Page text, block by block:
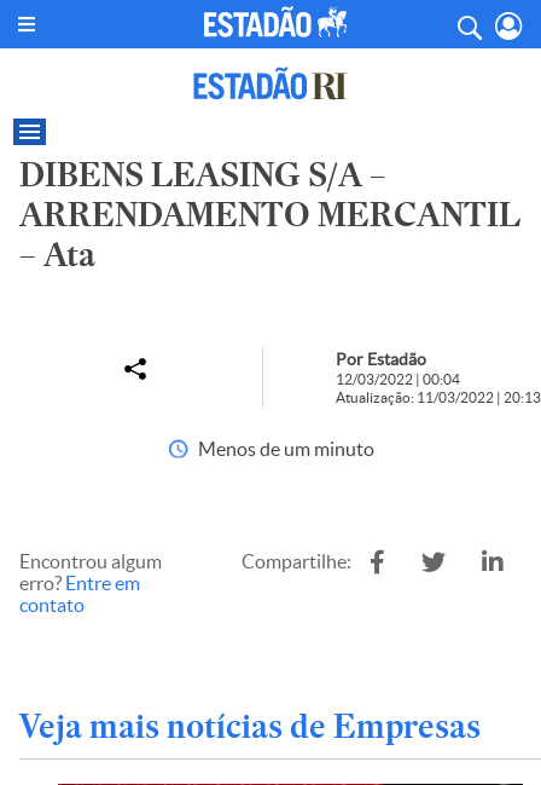
DIBENS LEASING S/A –
ARRENDAMENTO MERCANTIL
– Ata
Por Estadão
12/03/2022 | 00:04
Atualização: 11/03/2022 | 20:13
Menos de um minuto
Encontrou algum
erro? Entre em
contato
Compartilhe:
Veja mais notícias de Empresas